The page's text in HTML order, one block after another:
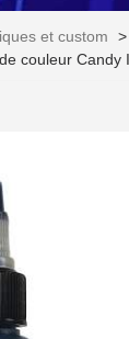
: 5€ de
24 h en France
et custom >
couleur Candy